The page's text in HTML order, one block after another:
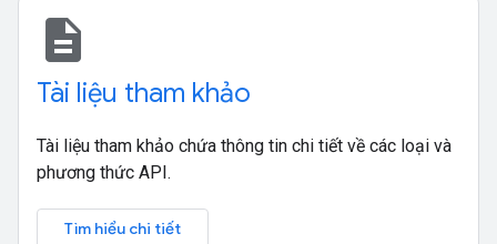
description
Tài liệu tham khảo
Tài liệu tham khảo chứa thông tin chi tiết về các loại và
phương thức API.
Tìm hiểu chi tiết